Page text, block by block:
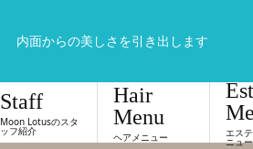
内面からの美しさを引き出します
Staff
Moon Lotusのスタ
ッフ紹介
Hair
Menu
ヘアメニュー エス
ニュー